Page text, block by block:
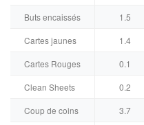
Buts encaissés
1.5
Cartes jaunes
1.4
Cartes Rouges
0.1
Clean Sheets
0.2
Coup de coins
3.7